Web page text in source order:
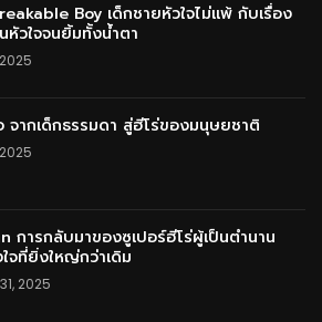
Boy เด็กชายหัวใจไม่แพ้ กับเรื่อง
หัวใจจนยิ้มทั้งน้ำตา
จากเด็กธรรมดา สู่ฮีโร่ของมนุษยชาติ
การกลับมาของซูเปอร์ฮีโร่ผู้เป็นตำนาน
จที่ยิ่งใหญ่กว่าเดิม
2025